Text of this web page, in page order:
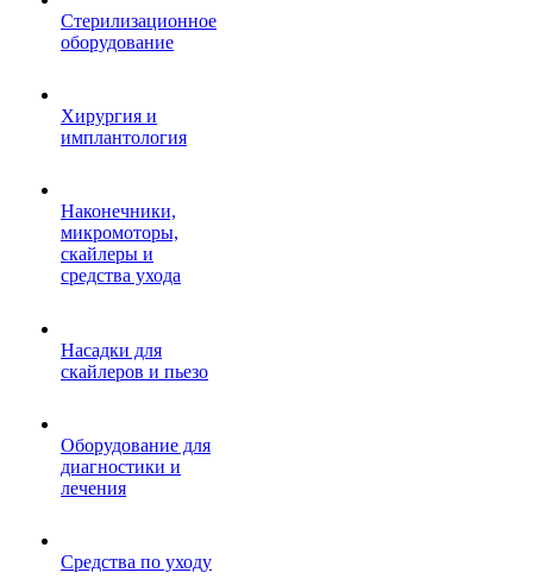
Стерилизационное
оборудование
Хирургия и
имплантология
Наконечники,
микромоторы,
скайлеры и
средства ухода
Насадки для
скайлеров и пьезо
Оборудование для
диагностики и
лечения
Средства по уходу